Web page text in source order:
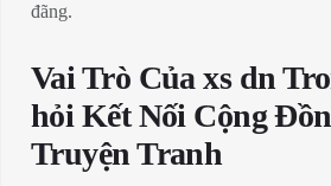
đãng.
Vai Trò Của xs dn
hỏi Kết Nối Cộng
Truyện Tranh